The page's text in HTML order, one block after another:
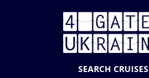
SEARCH CRUISES